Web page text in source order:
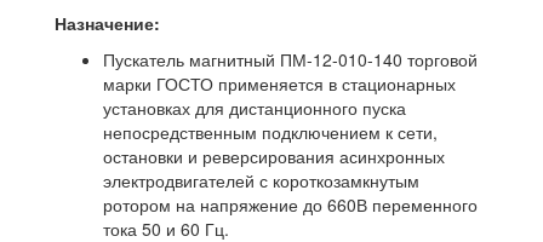
Назначение:
Пускатель магнитный ПМ-12-010-140 торговой
марки ГОСТО применяется в стационарных
установках для дистанционного пуска
непосредственным подключением к сети,
остановки и реверсирования асинхронных
электродвигателей с короткозамкнутым
ротором на напряжение до 660В переменного
тока 50 и 60 Гц.